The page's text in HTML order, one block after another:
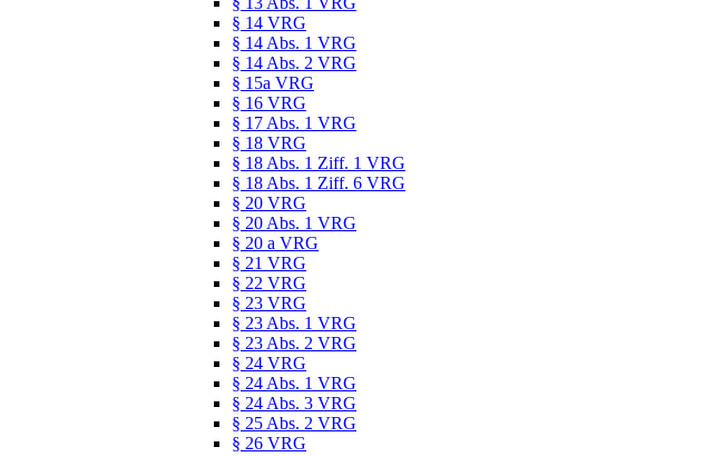
§ 14 VRG
§ 14 Abs. 1 VRG
§ 14 Abs. 2 VRG
§ 15a VRG
§ 16 VRG
§ 17 Abs. 1 VRG
§ 18 VRG
§ 18 Abs. 1 Ziff. 1 VRG
§ 18 Abs. 1 Ziff. 6 VRG
§ 20 VRG
§ 20 Abs. 1 VRG
§ 20 a VRG
§ 21 VRG
§ 22 VRG
§ 23 VRG
§ 23 Abs. 1 VRG
§ 23 Abs. 2 VRG
§ 24 VRG
§ 24 Abs. 1 VRG
§ 24 Abs. 3 VRG
§ 25 Abs. 2 VRG
§ 26 VRG